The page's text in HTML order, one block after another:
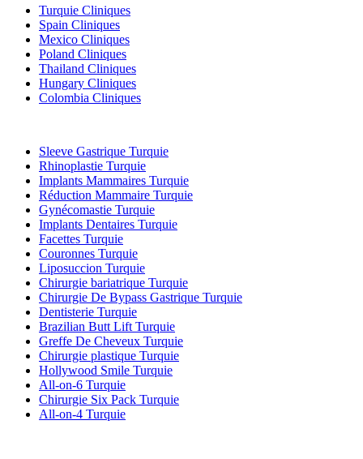
Turquie Cliniques
Spain Cliniques
Mexico Cliniques
Poland Cliniques
Thailand Cliniques
Hungary Cliniques
Colombia Cliniques
Sleeve Gastrique Turquie
Rhinoplastie Turquie
Implants Mammaires Turquie
Réduction Mammaire Turquie
Gynécomastie Turquie
Implants Dentaires Turquie
Facettes Turquie
Couronnes Turquie
Liposuccion Turquie
Chirurgie bariatrique Turquie
Chirurgie De Bypass Gastrique Turquie
Dentisterie Turquie
Brazilian Butt Lift Turquie
Greffe De Cheveux Turquie
Chirurgie plastique Turquie
Hollywood Smile Turquie
All-on-6 Turquie
Chirurgie Six Pack Turquie
All-on-4 Turquie